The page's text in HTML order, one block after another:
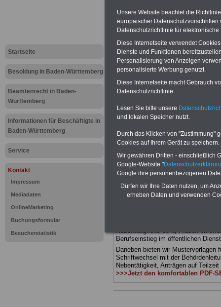
Startseite
Besoldung in Baden-Württemberg
Beamtenrecht in Baden-
Württemberg
Informationen für Beschäftigte in
Baden-Württemberg
Service
Kontakt
Impressum
Mediadaten
OnlineMarketing
Buchungsformular
Besucherstatistik
Nachzahlungen
Beamtezwischen mind.
SERVICE gibt hierzu
dem Beschluss des
wird (wahrscheinlich im
Broschüre.
und
SERVICE)
Zum Komplettpreis von nur 15
einer Laufzeit von 12 Monaten
Nebentätigkeitsrecht, Frauen im
Berufseinstieg im öffentlichen
Daneben bieten wir Mustervorlagen
Schriftwechsel mit der
Nebentätigkeit, Anträgen auf Teilzeit
>>>Jetzt den komfortablen PDF-
Unsere Website beachtet die
europäischer
Datenschutzrichtlinie für
Diese Internetseite verwendet
Dienste und Funktionen
Personalisierung von Anzeigen
personalisierte Werbung genutzt.
Diese Internetseite macht Gebrauch
Datenschutzrichtlinie.
Lesen Sie bitte unsere
und lokalen Speicher nutzt.
Durch das Klicken von "Zustimmung"
Cookies auf Ihrem Gerät zu speichern.
Wir gewähren Dritten - einschließlich
Google-Website "
Google ihre personenbezogenen
Dürfen wir Ihre Daten nutzen, um
erheben Daten und verwenden